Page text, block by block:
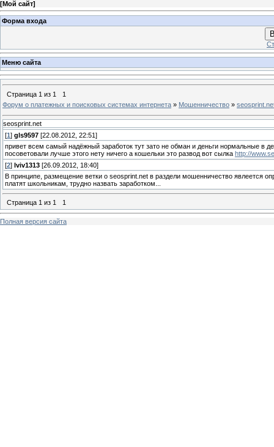
[Мой сайт]
Форма входа
Меню сайта
Страница 1 из 1
1
Форум о платежных и поисковых системах интернета » Мошенничество »
seosprint.net
[1 ] gls9597 [22.08.2012, 22:51]
привет всем самый надёжный заработок тут зато не обман и деньги нормальные в
посоветовали лучше этого нету ничего а кошельки это развод вот сылка http://
[2] lviv1313 [26.09.2012, 18:40]
В принципе, размещение ветки о seosprint.net в раздели мошенничество явлеется
платят школьникам, трудно назвать заработком...
Страница 1 из 1 1
Полная версия сайта